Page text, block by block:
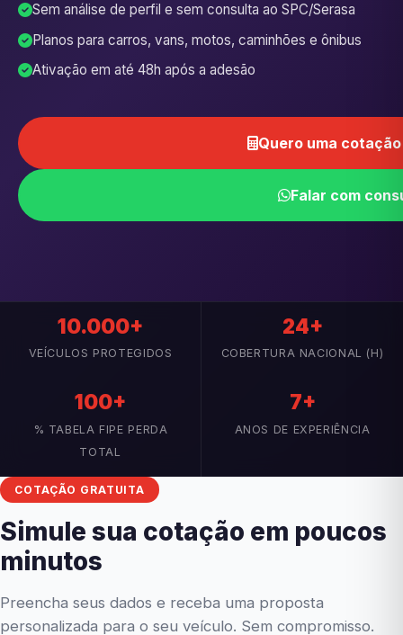
Sem análise de perfil e sem consulta ao SPC/Serasa
Planos para carros, vans, motos, caminhões e ônibus
Ativação em até 48h após a adesão
Quero uma
Falar com
10.000+
VEÍCULOS PROTEGIDOS
24+
COBERTURA NACIONAL (H)
100+
% TABELA FIPE PERDA
TOTAL
7+
ANOS DE EXPERIÊNCIA
COTAÇÃO GRATUITA
Simule sua cotação em poucos
minutos
Preencha seus dados e receba uma proposta
personalizada para o seu veículo. Sem compromisso.